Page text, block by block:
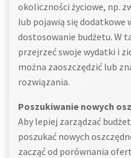
okoliczności życiowe, np.
lub pojawią się dodatkowe
dostosowanie budżetu. W
przejrzeć swoje wydatki i
można zaoszczędzić lub
rozwiązania.
Poszukiwanie nowych
Aby lepiej zarządzać
poszukać nowych
zacząć od porównania